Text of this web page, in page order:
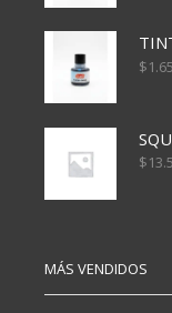
$
$
MÁS VENDIDOS